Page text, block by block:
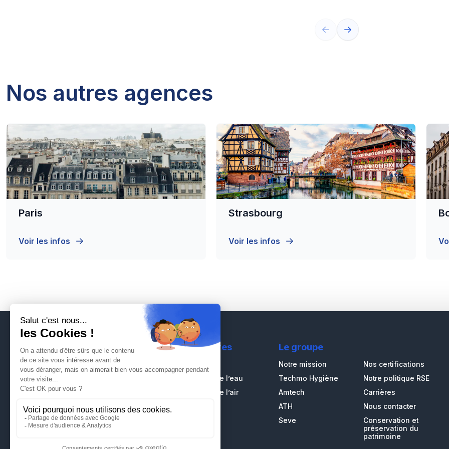
Nos autres agences
Paris
Voir les infos
Strasbourg
Voir les infos
Groupe Techmo Hygiène
Z.I. du Coudray
93151 Le Blanc Mesnil cedex
Nos offres
Hygiène de l’eau
Hygiène de l’air
Le groupe
Notre mission
Techmo Hygiène
Amtech
ATH
Seve
Nos certifications
Notre politique RSE
Carrières
Nous contacter
Conservation et
préservation du
patrimoine